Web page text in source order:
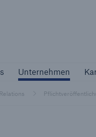
Unternehmen
unseren